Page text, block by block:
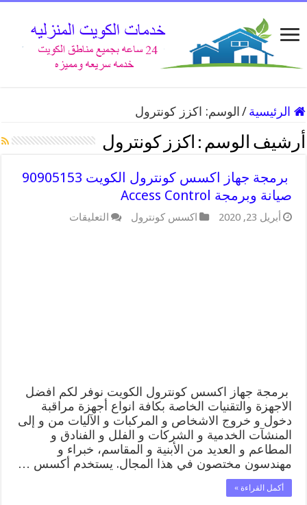
الرئيسية / الوسم: اكزز كونترول
أرشيف الوسم : اكزز كونترول
برمجة جهاز اكسس كونترول الكويت 90905153
صيانة وبرمجة Access Control
أبريل 23, 2020 اكسس كونترول التعليقات
برمجة جهاز اكسس كونترول الكويت نوفر لكم افضل
الاجهزة والتقنيات الخاصة بكافة انواع أجهزة مراقبة
دخول و خروج الاشخاص و المركبات و الآليات من و إلى
المنشآت الخدمية و الشركات و الفلل و الفنادق و
المطاعم و العديد من الأبنية و المقاسم، خبراء و
مهندسون مختصون في هذا المجال. يستخدم أكسس …
أكمل القراءة »